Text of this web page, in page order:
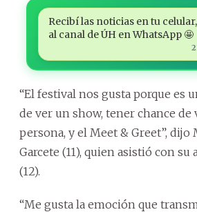
Recibí las noticias en tu
al canal de ÚH en WhatsApp 🤩
“El festival nos gusta porque es
de ver un show, tener chance de
persona, y el Meet & Greet”, dijo
Garcete (11), quien asistió con su
(12).
“Me gusta la emoción que